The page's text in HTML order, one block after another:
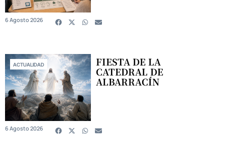
6 Agosto 2026
ACTUALIDAD FIESTA DE LA
CATEDRAL DE
ALBARRACÍN
6 Agosto 2026